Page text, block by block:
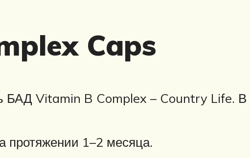
Caps
БАД Vitamin B Complex – Country Life. В
протяжении 1–2 месяца.